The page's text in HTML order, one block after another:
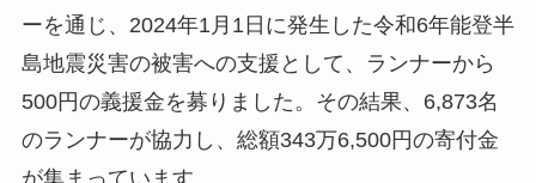
ーを通じ、2024年1月1日に発生した令和6年能登半
島地震災害の被害への支援として、ランナーから
500円の義援金を募りました。その結果、6,873名
のランナーが協力し、総額343万6,500円の寄付金
が集まっています。